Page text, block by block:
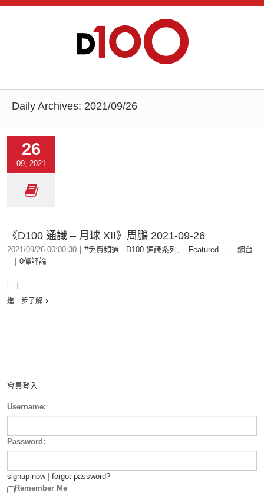
Daily Archives: 2021/09/26
26
09, 2021
《D100 通識 – 月球 XII》周鵬 2021-09-26
2021/09/26 00:00:30 #免費頻道 - D100 通識系列 , -- Featured --, -- 網台
--
0條評論
[...]
進一步了解
會員登入
Username:
Password:
signup now| forgot password?
Remember Me